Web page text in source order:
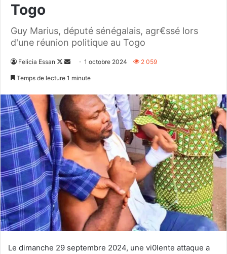
Togo
Guy Marius, député sénégalais, agr€ssé lors
d'une réunion politique au Togo
Felicia Essan
Follow
Envoyer1 octobre 2024 2 059
Temps de lecture 1 minute
Le dimanche 29 septembre 2024, une vi0lente attaque a